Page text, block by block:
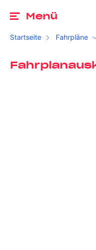
Menü
Startseite Fahrpläne